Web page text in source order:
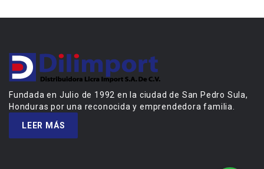
Fundada en Julio de 1992 en la ciudad de San Pedro Sula,
Honduras por una reconocida y emprendedora familia.
LEER MÁS